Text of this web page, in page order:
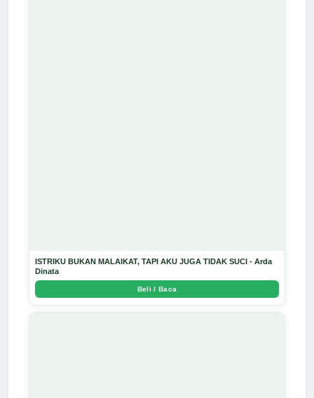
ISTRIKU BUKAN MALAIKAT, TAPI AKU JUGA TIDAK SUCI - Arda
Dinata
Beli / Baca